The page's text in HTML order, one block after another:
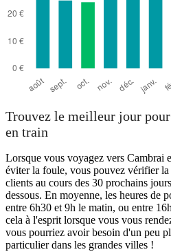
Trouvez le meilleur jour
en train
Lorsque vous voyagez vers Cambrai
éviter la foule, vous pouvez vérifier
clients au cours des 30 prochains
dessous. En moyenne, les heures de
entre 6h30 et 9h le matin, ou entre
cela à l'esprit lorsque vous vous
vous pourriez avoir besoin d'un peu
particulier dans les grandes villes !